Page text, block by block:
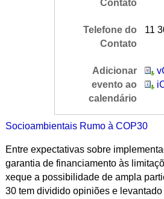
Contato
Telefone do
Contato
11
Adicionar
evento ao
calendário
Socioambientais Rumo à COP30
Entre expectativas sobre
garantia de financiamento às
xeque a possibilidade de ampla
30 tem dividido opiniões e